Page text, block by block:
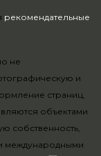
рекомендательные
не
и
страниц,
объектами
собственность,
международными